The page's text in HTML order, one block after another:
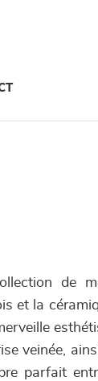
de
et la
veinée,
parfait